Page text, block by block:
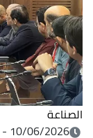
الصناعة
10/06/2026 - 20:29